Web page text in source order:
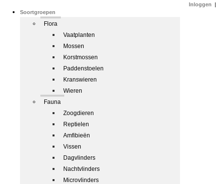
Soortgroepen
Flora
Vaatplanten
Mossen
Korstmossen
Paddenstoelen
Kranswieren
Wieren
Fauna
Zoogdieren
Reptielen
Amfibieën
Vissen
Dagvlinders
Nachtvlinders
Microvlinders
Inloggen |